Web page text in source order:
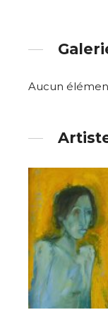
Aucun